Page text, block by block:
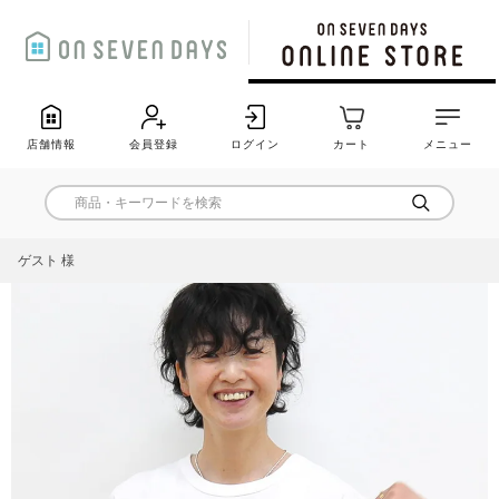
店舗情報 会員登録 ログイン カート メニュー
ゲスト 様